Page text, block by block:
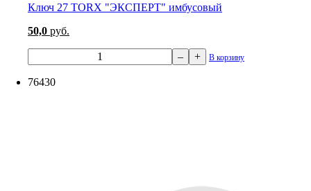
Ключ 27 TORX "ЭКСПЕРТ" имбусовый
50,0 руб.
– + В корзину
76430